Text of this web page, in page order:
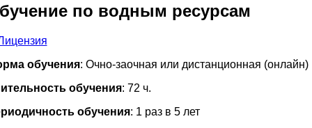
по водным ресурсам
обучения: Очно-заочная или дистанционная (онлайн)
обучения: 72 ч.
обучения: 1 раз в 5 лет